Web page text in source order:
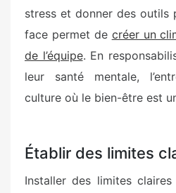
stress et donner des outils
face permet de créer un
de l’équipe. En
leur santé mentale,
culture où le bien-être est
Établir des limites
Installer des limites